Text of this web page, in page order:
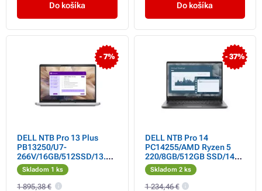
Do košíka Do košíka
- 7%
DELL NTB Pro 13 Plus
PB13250/U7-
266V/16GB/512SSD/13.3"
FHD+/IR Cam &
Mic/FgrPr/vPro/Backlit
Kb/W11 Pro/3Y PS NBD
Skladom 1 ks
1 895,38 €
- 37%
DELL NTB Pro 14
PC14255/AMD Ryzen 5
220/8GB/512GB SSD/14"
FHD+/3
Cell/65W/WLAN/Backlit
Kb/W11 Pro/3Y PS NBD
Skladom 2 ks
1 234,46 €